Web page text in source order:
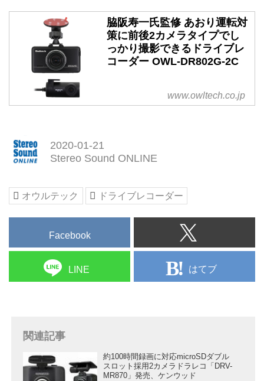
脇阪寿一氏監修 あおり運転対
策に前後2カメラタイプでし
っかり撮影できるドライブレ
コーダー OWL-DR802G-2C
www.owltech.co.jp
2020-01-21
Stereo Sound ONLINE
オウルテック ドライブレコーダー
Facebook
LINE はてブ
関連記事
約100時間録画に対応microSDダブル
スロット採用2カメラドラレコ「DRV-
MR870」発売、ケンウッド